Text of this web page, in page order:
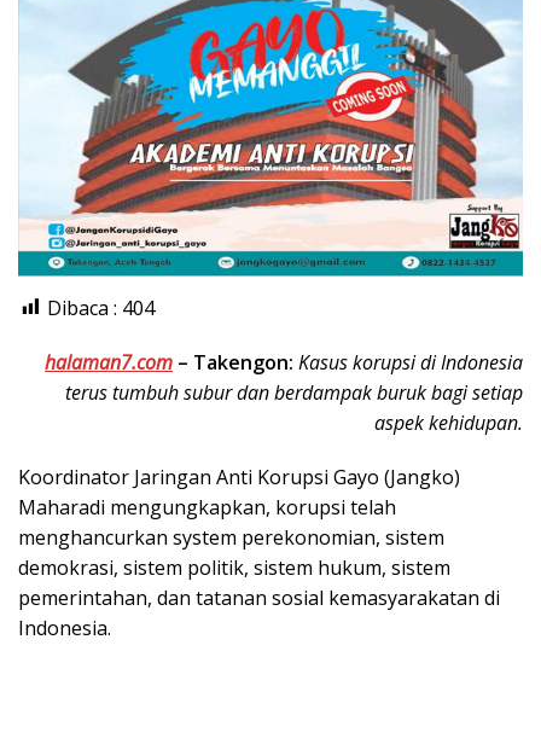
Dibaca : 404
halaman7.com – Takengon: Kasus korupsi di Indonesia
terus tumbuh subur dan berdampak buruk bagi setiap
aspek kehidupan.
Koordinator Jaringan Anti Korupsi Gayo (Jangko)
Maharadi mengungkapkan, korupsi telah
menghancurkan system perekonomian, sistem
demokrasi, sistem politik, sistem hukum, sistem
pemerintahan, dan tatanan sosial kemasyarakatan di
Indonesia.